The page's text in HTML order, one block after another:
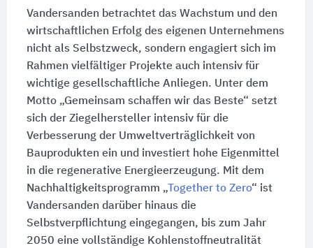
Vandersanden betrachtet das Wachstum und den
wirtschaftlichen Erfolg des eigenen Unternehmens
nicht als Selbstzweck, sondern engagiert sich im
Rahmen vielfältiger Projekte auch intensiv für
wichtige gesellschaftliche Anliegen. Unter dem
Motto „Gemeinsam schaffen wir das Beste“ setzt
sich der Ziegelhersteller intensiv für die
Verbesserung der Umweltverträglichkeit von
Bauprodukten ein und investiert hohe Eigenmittel
in die regenerative Energieerzeugung. Mit dem
Nachhaltigkeitsprogramm „Together to Zero“ ist
Vandersanden darüber hinaus die
Selbstverpflichtung eingegangen, bis zum Jahr
2050 eine vollständige Kohlenstoffneutralität